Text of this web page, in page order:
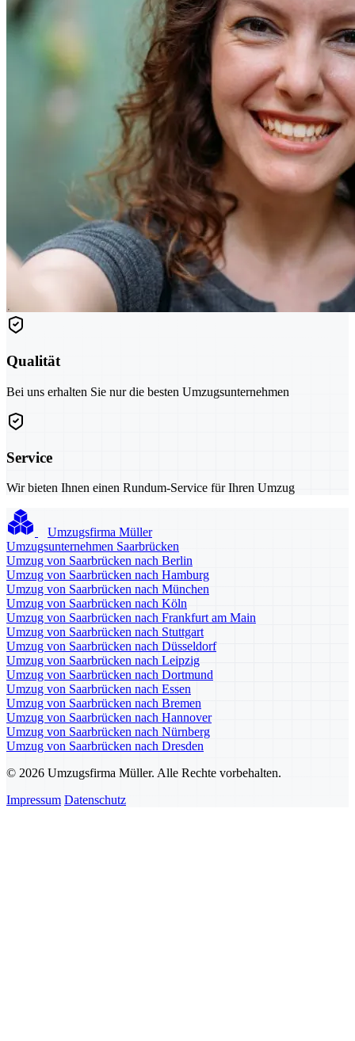
Qualität
Bei uns erhalten Sie nur die besten Umzugsunternehmen
Service
Wir bieten Ihnen einen Rundum-Service für Ihren Umzug
Umzugsfirma Müller
Umzugsunternehmen Saarbrücken
Umzug von Saarbrücken nach Berlin
Umzug von Saarbrücken nach Hamburg
Umzug von Saarbrücken nach München
Umzug von Saarbrücken nach Köln
Umzug von Saarbrücken nach Frankfurt am Main
Umzug von Saarbrücken nach Stuttgart
Umzug von Saarbrücken nach Düsseldorf
Umzug von Saarbrücken nach Leipzig
Umzug von Saarbrücken nach Dortmund
Umzug von Saarbrücken nach Essen
Umzug von Saarbrücken nach Bremen
Umzug von Saarbrücken nach Hannover
Umzug von Saarbrücken nach Nürnberg
Umzug von Saarbrücken nach Dresden
© 2026 Umzugsfirma Müller. Alle Rechte vorbehalten.
Impressum Datenschutz